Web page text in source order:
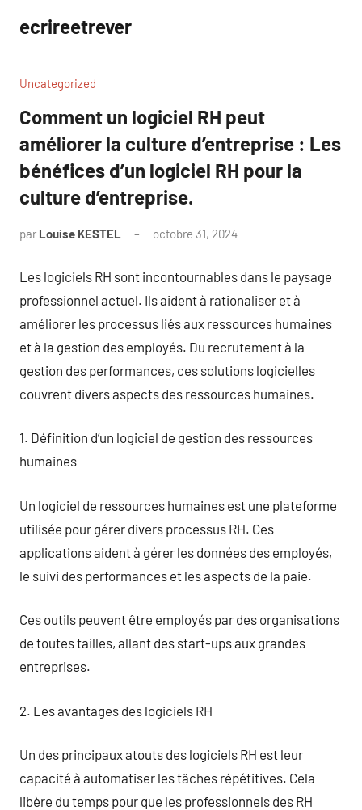
contenu
ecrireetrever
Uncategorized
Comment un logiciel RH peut
améliorer la culture d’entreprise : Les
bénéfices d’un logiciel RH pour la
culture d’entreprise.
par Louise KESTEL octobre 31, 2024
Les logiciels RH sont incontournables dans le paysage
professionnel actuel. Ils aident à rationaliser et à
améliorer les processus liés aux ressources humaines
et à la gestion des employés. Du recrutement à la
gestion des performances, ces solutions logicielles
couvrent divers aspects des ressources humaines.
1. Définition d’un logiciel de gestion des ressources
humaines
Un logiciel de ressources humaines est une plateforme
utilisée pour gérer divers processus RH. Ces
applications aident à gérer les données des employés,
le suivi des performances et les aspects de la paie.
Ces outils peuvent être employés par des organisations
de toutes tailles, allant des start-ups aux grandes
entreprises.
2. Les avantages des logiciels RH
Un des principaux atouts des logiciels RH est leur
capacité à automatiser les tâches répétitives. Cela
libère du temps pour que les professionnels des RH